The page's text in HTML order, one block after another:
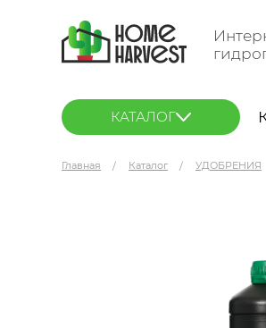
КАТАЛОГ
Главная Каталог УДОБРЕНИЯ